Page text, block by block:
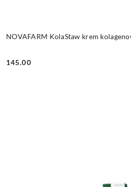
NOVAFARM KolaStaw krem
Cena:
145.00